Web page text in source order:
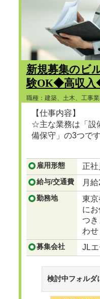
新規募集のビ
験OK◆高収
職種：建築、土木、工
【仕事内容】
☆主な業務は「設
備保守」の3つです
...つづきを見
雇用形態 正社
給与/交通費 月
勤務地
東京
に
つ
わせ
募集会社 JLエ
検討中フォルダ